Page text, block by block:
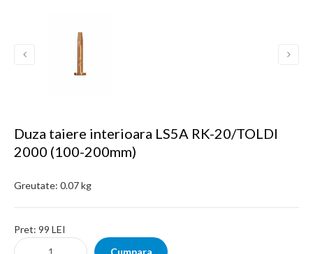
Duza taiere interioara LS5A RK-20/TOLDI
2000 (100-200mm)
Greutate: 0.07 kg
Pret: 99 LEI